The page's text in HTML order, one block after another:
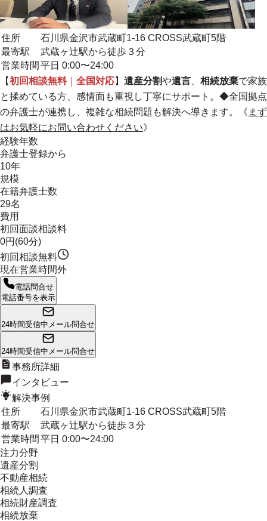
住所
石川県金沢市武蔵町1-16 CROSS武蔵町5階
最寄駅
武蔵ヶ辻駅から徒歩３分
営業時間 平日 0:00〜24:00
【初回相談無料｜ 全国対応】 遺産分割や遺言 相続放棄で家族
と揉めている方、感情面も重視し丁寧にサポート。 ◆全国拠点
の弁護士が連携し、複雑な相続問題も解決へ導きます。《 まず
はお気軽にお問い合わせください》
経験年数
弁護士登録から
10年
規模
在籍弁護士数
29名
費用
初回面談相談料
0円(60分)
初回相談無料
現在営業時間外
電話問合せ
電話番号を表示
24時間受信中 メール問合せ
24時間受信中 メール問合せ
事務所詳細
インタビュー
解決事例
住所
石川県金沢市武蔵町1-16 CROSS武蔵町5階
最寄駅
武蔵ヶ辻駅から徒歩３分
営業時間 平日 0:00〜24:00
注力分野
遺産分割
不動産相続
相続人調査
相続財産調査
相続放棄